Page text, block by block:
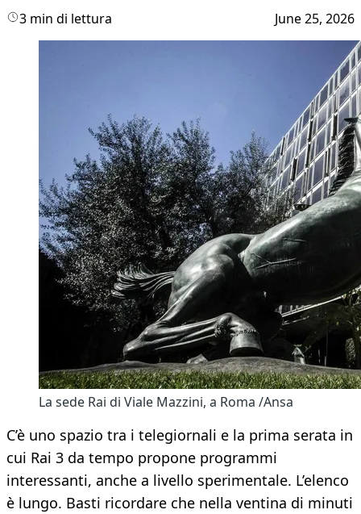
3 min di lettura June 25, 2026
La sede Rai di Viale Mazzini, a Roma /Ansa
C’è uno spazio tra i telegiornali e la prima serata in
cui Rai 3 da tempo propone programmi
interessanti, anche a livello sperimentale. L’elenco
è lungo. Basti ricordare che nella ventina di minuti